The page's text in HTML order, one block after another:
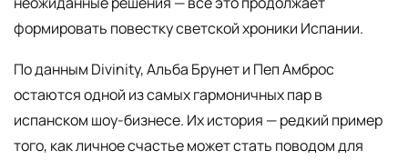
формировать повестку светской хроники Испании.
По данным Divinity, Альба Брунет и Пеп Амброс
остаются одной из самых гармоничных пар в
испанском шоу-бизнесе. Их история — редкий пример
того, как личное счастье может стать поводом для